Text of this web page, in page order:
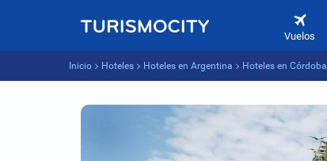
Vuelos
Inicio Hoteles Hoteles en Argentina Hoteles en Córdoba